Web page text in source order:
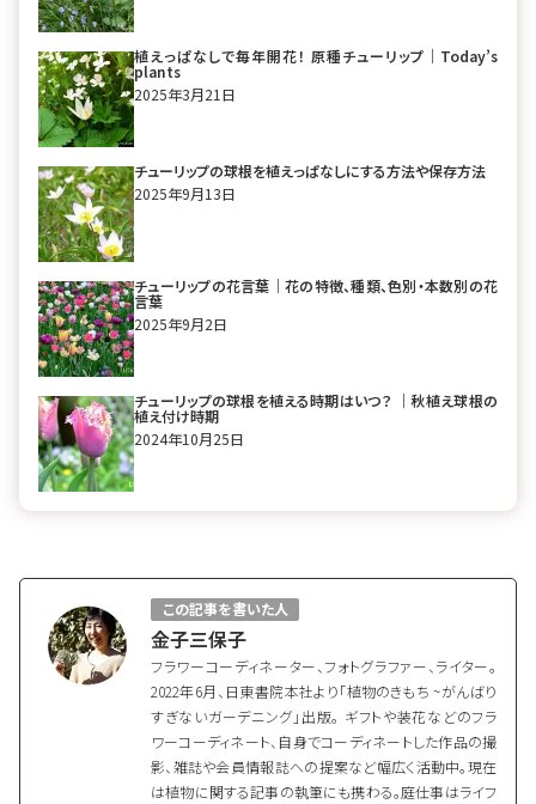
植えっぱなしで毎年開花！ 原種チューリップ｜Today’s
plants
2025年3月21日
チューリップの球根を植えっぱなしにする方法や保存方法
2025年9月13日
チューリップの花言葉｜花の特徴、種類、色別・本数別の花
言葉
2025年9月2日
チューリップの球根を植える時期はいつ？ ｜秋植え球根の
植え付け時期
2024年10月25日
この記事を書いた人
金子三保子
フラワーコーディネーター、フォトグラファー、ライター。
2022年6月、日東書院本社より「植物のきもち ~がんばり
すぎないガーデニング」出版。 ギフトや装花などのフラ
ワーコーディネート、自身でコーディネートした作品の撮
影、雑誌や会員情報誌への提案など幅広く活動中。現在
は植物に関する記事の執筆にも携わる。庭仕事はライフ